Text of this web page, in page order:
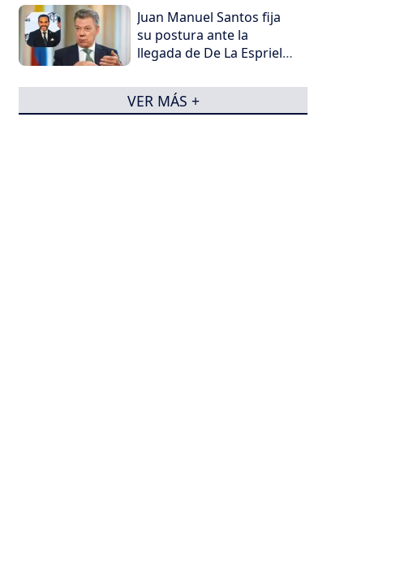
Juan Manuel Santos fija
su postura ante la
llegada de De La Espriella
VER MÁS +